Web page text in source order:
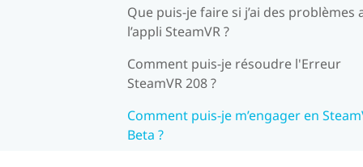
Que puis-je faire si j’ai des problèmes
l’appli SteamVR ?
Comment puis-je résoudre l'Erreur
SteamVR 208 ?
Comment puis-je m’engager en
Beta ?